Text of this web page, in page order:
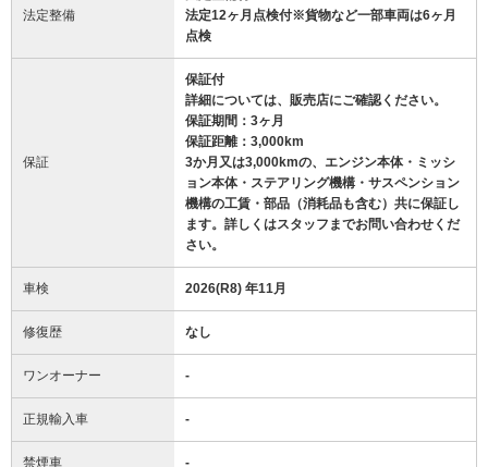
法定整備
法定12ヶ月点検付※貨物など一部車両は6ヶ月
点検
保証
保証付
詳細については、販売店にご確認ください。
保証期間：3ヶ月
保証距離：3,000km
3か月又は3,000kmの、エンジン本体・ミッシ
ョン本体・ステアリング機構・サスペンション
機構の工賃・部品（消耗品も含む）共に保証し
ます。詳しくはスタッフまでお問い合わせくだ
さい。
車検 2026(R8) 年11月
修復歴 なし
ワンオーナー -
正規輸入車 -
禁煙車 -